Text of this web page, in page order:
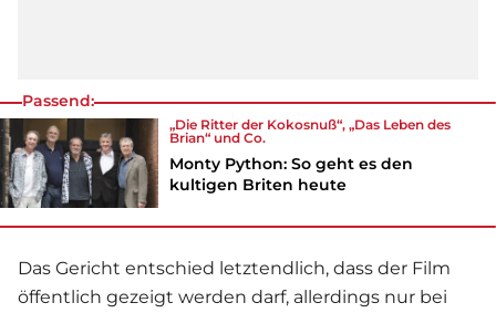
Passend:
„Die Ritter der Kokosnuß“, „Das Leben des
Brian“ und Co.
Monty Python: So geht es den
kultigen Briten heute
Das Gericht entschied letztendlich, dass der Film
öffentlich gezeigt werden darf, allerdings nur bei